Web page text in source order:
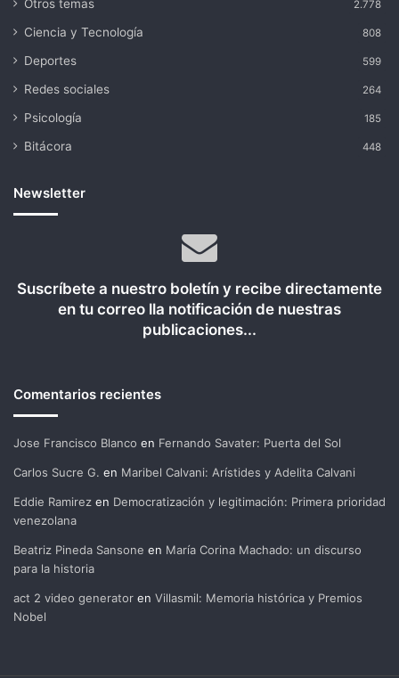
Otros temas 2.778
Ciencia y Tecnología 808
Deportes 599
Redes sociales 264
Psicología 185
Bitácora 448
Newsletter
Suscríbete a nuestro boletín y recibe directamente
en tu correo lla notificación de nuestras
publicaciones...
Comentarios recientes
Jose Francisco Blanco en Fernando Savater: Puerta del Sol
Carlos Sucre G. en Maribel Calvani: Arístides y Adelita Calvani
Eddie Ramirez en Democratización y legitimación: Primera prioridad
venezolana
Beatriz Pineda Sansone en María Corina Machado: un discurso
para la historia
act 2 video generator en Villasmil: Memoria histórica y Premios
Nobel